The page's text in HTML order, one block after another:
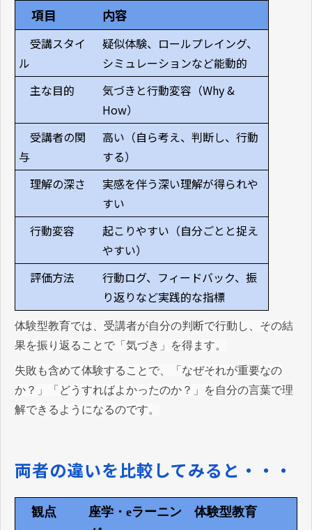
項目 内容
受講スタイ
ル
疑似体験、ロールプレイング、
シミュレーションなど能動的
主な目的
気づきと行動変容（Why &
How）
受講者の関
与
高い（自ら考え、判断し、行動
する）
理解の深さ
実感を伴う深い理解が得られや
すい
行動変容
起こりやすい（自分ごとと捉え
やすい）
評価方法
行動ログ、フィードバック、振
り返りなど実践的な指標
体験型教育では、受講者が自分の判断で行動し、その結
果を振り返ることで「気づき」を得ます。
失敗も含めて体験することで、「なぜそれが重要なの
か？」「どうすればよかったのか？」を自分の言葉で理
解できるようになるのです。
両者の違いを比較してみると・・・
観点
座学・eラーニン
体験型教育